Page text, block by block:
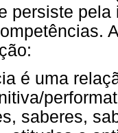
persiste
é uma
saberes,